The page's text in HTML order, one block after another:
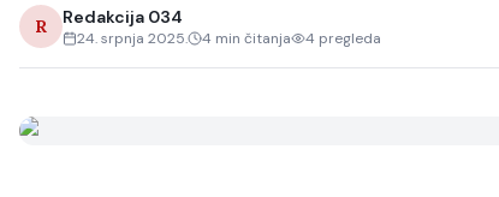
R Redakcija 034
24. srpnja 2025. 4 min čitanja 4 pregleda